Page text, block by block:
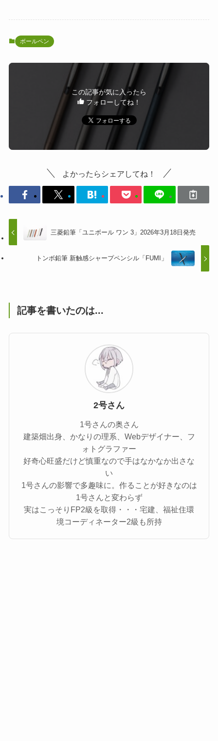
ボールペン
この記事が気に入ったら
フォローしてね！
よかったらシェアしてね！
三菱鉛筆「ユニボール ワン 3」2026年3月18日発売
トンボ鉛筆 新触感シャープペンシル「FUMI」
記事を書いたのは...
2号さん
1号さんの奥さん
建築畑出身、かなりの理系、Webデザイナー、フ
ォトグラファー
好奇心旺盛だけど慎重なので手はなかなか出さな
い
1号さんの影響で多趣味に。作ることが好きなのは
1号さんと変わらず
実はこっそりFP2級を取得・・・宅建、福祉住環
境コーディネーター2級も所持